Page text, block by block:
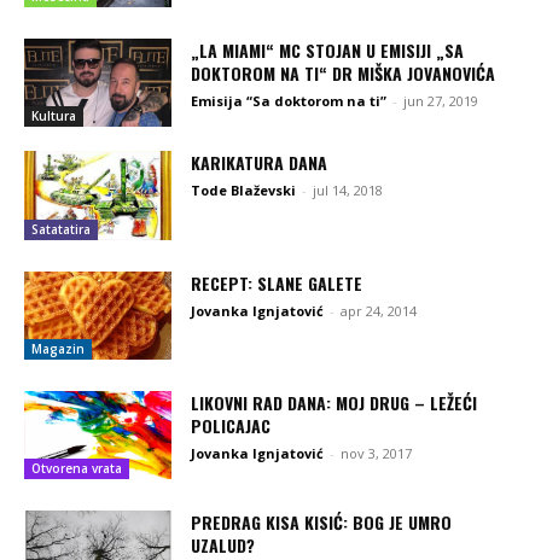
Kultura
„LA MIAMI“ MC STOJAN U EMISIJI „SA
DOKTOROM NA TI“ DR MIŠKA JOVANOVIĆA
Emisija “Sa doktorom na ti” - jun 27, 2019
Satatatira
KARIKATURA DANA
Tode Blaževski - jul 14, 2018
Magazin
RECEPT: SLANE GALETE
Jovanka Ignjatović - apr 24, 2014
Otvorena vrata
LIKOVNI RAD DANA: MOJ DRUG – LEŽEĆI
POLICAJAC
Jovanka Ignjatović - nov 3, 2017
PREDRAG KISA KISIĆ: BOG JE UMRO
UZALUD?